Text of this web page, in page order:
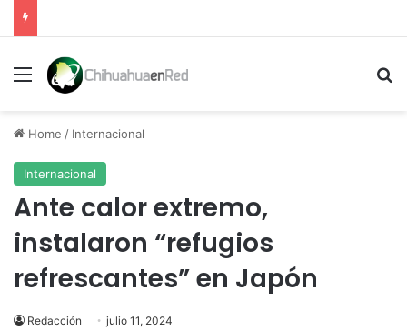
Menu
Home / Internacional
Internacional
Ante calor extremo,
instalaron “refugios
refrescantes” en Japón
Redacción julio 11, 2024